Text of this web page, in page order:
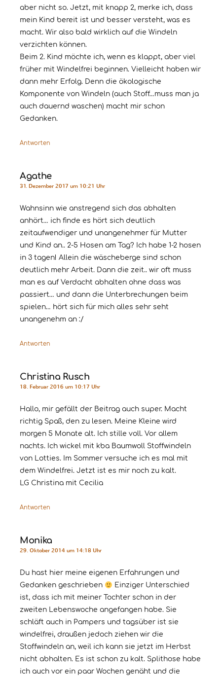
aber nicht so. Jetzt, mit knapp 2, merke ich, dass
mein Kind bereit ist und besser versteht, was es
macht. Wir also bald wirklich auf die Windeln
verzichten können.
Beim 2. Kind möchte ich, wenn es klappt, aber viel
früher mit Windelfrei beginnen. Vielleicht haben wir
dann mehr Erfolg. Denn die ökologische
Komponente von Windeln (auch Stoff…muss man ja
auch dauernd waschen) macht mir schon
Gedanken.
Antworten
Agathe
31. Dezember 2017 um 10:21 Uhr
Wahnsinn wie anstregend sich das abhalten
anhört… ich finde es hört sich deutlich
zeitaufwendiger und unangenehmer für Mutter
und Kind an.. 2-5 Hosen am Tag? Ich habe 1-2 hosen
in 3 tagen! Allein die wäscheberge sind schon
deutlich mehr Arbeit. Dann die zeit.. wir oft muss
man es auf Verdacht abhalten ohne dass was
passiert… und dann die Unterbrechungen beim
spielen… hört sich für mich alles sehr seht
unangenehm an :/
Antworten
Christina Rusch
18. Februar 2016 um 10:17 Uhr
Hallo, mir gefällt der Beitrag auch super. Macht
richtig Spaß, den zu lesen. Meine Kleine wird
morgen 5 Monate alt. Ich stille voll. Vor allem
nachts. Ich wickel mit kba Baumwoll Stoffwindeln
von Lotties. Im Sommer versuche ich es mal mit
dem Windelfrei. Jetzt ist es mir noch zu kalt.
LG Christina mit Cecilia
Antworten
Monika
29. Oktober 2014 um 14:18 Uhr
Du hast hier meine eigenen Erfahrungen und
Gedanken geschrieben
Einziger Unterschied
ist, dass ich mit meiner Tochter schon in der
zweiten Lebenswoche angefangen habe. Sie
schläft auch in Pampers und tagsüber ist sie
windelfrei, draußen jedoch ziehen wir die
Stoffwindeln an, weil ich kann sie jetzt im Herbst
nicht abhalten. Es ist schon zu kalt. Splithose habe
ich auch vor ein paar Wochen genäht und die